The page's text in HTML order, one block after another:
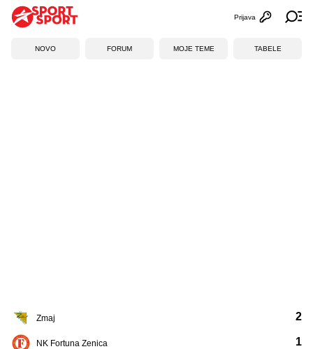
Otvori
Prijava
NOVO FORUM MOJE TEME TABELE
Zmaj
NK Fortuna Zenica
2
1